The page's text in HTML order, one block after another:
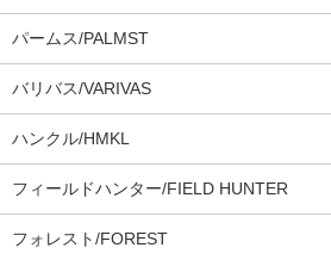
パームス/PALMST
バリバス/VARIVAS
ハンクル/HMKL
フィールドハンター/FIELD HUNTER
フォレスト/FOREST